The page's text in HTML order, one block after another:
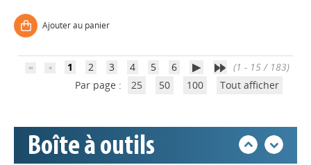
Ajouter au panier
1 2 3 4 5 6
(1 - 15 / 183)
Par page :
25 50 100 Tout afficher
Boîte à outils
déconnecter)
Nos veilles Scoop.it